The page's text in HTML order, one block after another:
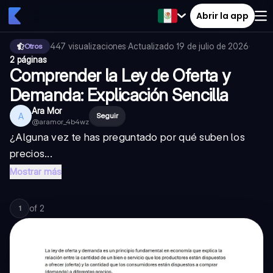
Abrir la app
Otros 447 visualizaciones·Actualizado 19 de julio de 2026·
2 páginas
Comprender la Ley de Oferta y
Demanda: Explicación Sencilla
A Ara Mor
@aramor_4b4wz
Seguir
¿Alguna vez te has preguntado por qué suben los
precios...
Mostrar más
1 of 2